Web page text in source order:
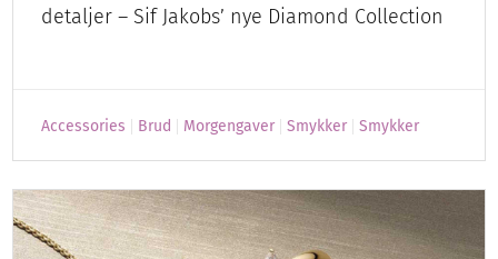
detaljer – Sif Jakobs’ nye Diamond Collection
Accessories Brud Morgengaver Smykker Smykker